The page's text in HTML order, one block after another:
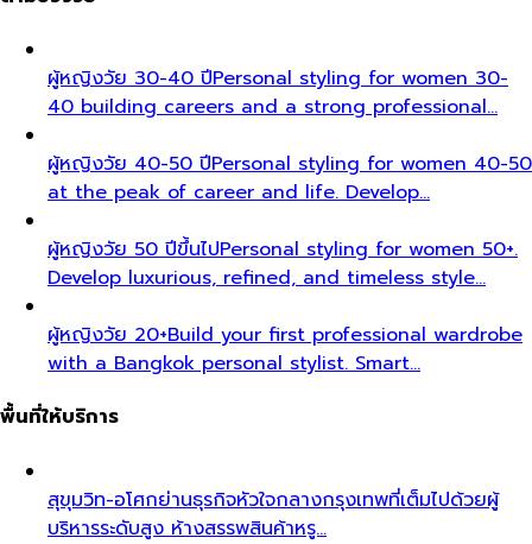
ผู้หญิงวัย 30-40 ปีPersonal styling for women 30-
40 building careers and a strong professional…
ผู้หญิงวัย 40-50 ปีPersonal styling for women 40-50
at the peak of career and life. Develop…
ผู้หญิงวัย 50 ปีขึ้นไปPersonal styling for women 50+.
Develop luxurious, refined, and timeless style…
ผู้หญิงวัย 20+Build your first professional wardrobe
with a Bangkok personal stylist. Smart…
พื้นที่ให้บริการ
สุขุมวิท-อโศกย่านธุรกิจหัวใจกลางกรุงเทพที่เต็มไปด้วยผู้
บริหารระดับสูง ห้างสรรพสินค้าหรู…